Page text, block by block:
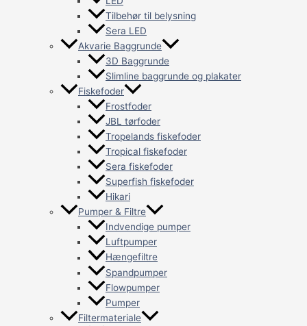
Tilbehør til belysning
Sera LED
Akvarie Baggrunde
3D Baggrunde
Slimline baggrunde og plakater
Fiskefoder
Frostfoder
JBL tørfoder
Tropelands fiskefoder
Tropical fiskefoder
Sera fiskefoder
Superfish fiskefoder
Hikari
Pumper & Filtre
Indvendige pumper
Luftpumper
Hængefiltre
Spandpumper
Flowpumper
Pumper
Filtermateriale